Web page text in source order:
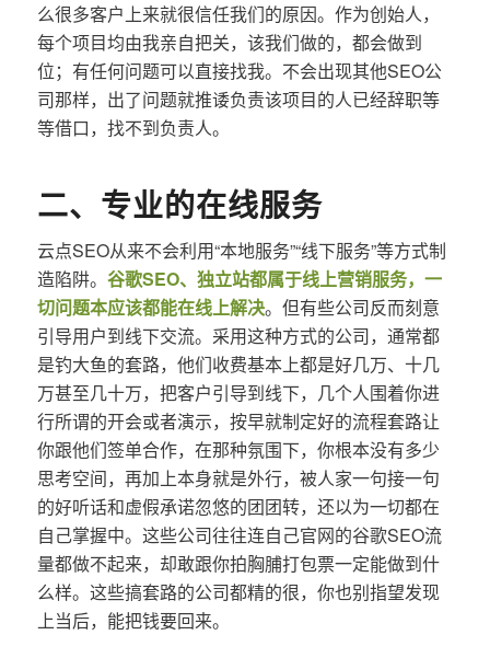
么很多客户上来就很信任我们的原因。作为创始人，
每个项目均由我亲自把关，该我们做的，都会做到
位；有任何问题可以直接找我。不会出现其他SEO公
司那样，出了问题就推诿负责该项目的人已经辞职等
等借口，找不到负责人。
二、专业的在线服务
云点SEO从来不会利用“本地服务”“线下服务”等方式制
造陷阱。 谷歌SEO、独立站都属于线上营销服务，一
切问题本应该都能在线上解决。但有些公司反而刻意
引导用户到线下交流。采用这种方式的公司，通常都
是钓大鱼的套路，他们收费基本上都是好几万、十几
万甚至几十万，把客户引导到线下，几个人围着你进
行所谓的开会或者演示，按早就制定好的流程套路让
你跟他们签单合作，在那种氛围下，你根本没有多少
思考空间，再加上本身就是外行，被人家一句接一句
的好听话和虚假承诺忽悠的团团转，还以为一切都在
自己掌握中。这些公司往往连自己官网的谷歌SEO流
量都做不起来，却敢跟你拍胸脯打包票一定能做到什
么样。这些搞套路的公司都精的很，你也别指望发现
上当后，能把钱要回来。